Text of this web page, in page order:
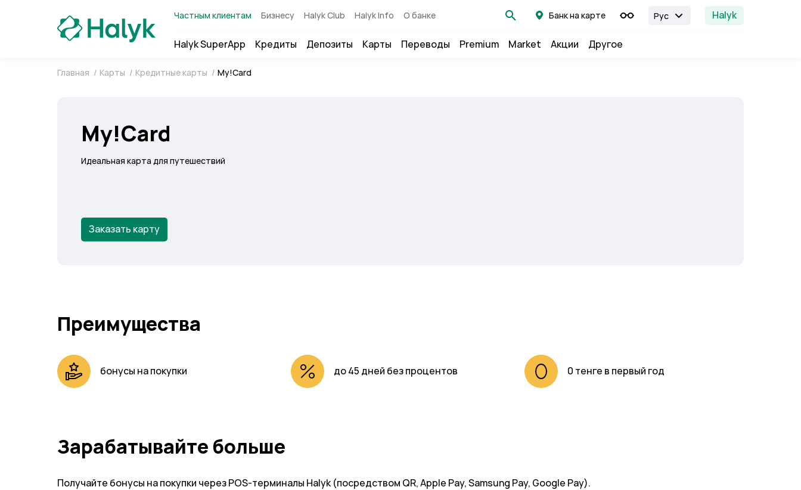
Частным клиентам Бизнесу Halyk Club Halyk Info О банке Банк на карте Рус Halyk
Halyk SuperApp Кредиты Депозиты Карты Переводы Premium Market Акции Другое
Главная / Карты / Кредитные карты / My!Card
My!Card
Идеальная карта для путешествий
Заказать карту
Преимущества
бонусы на покупки до 45 дней без процентов 0 тенге в первый год
Зарабатывайте больше
Получайте бонусы на покупки через POS-терминалы Halyk (посредством QR, Apple Pay, Samsung Pay, Google Pay).